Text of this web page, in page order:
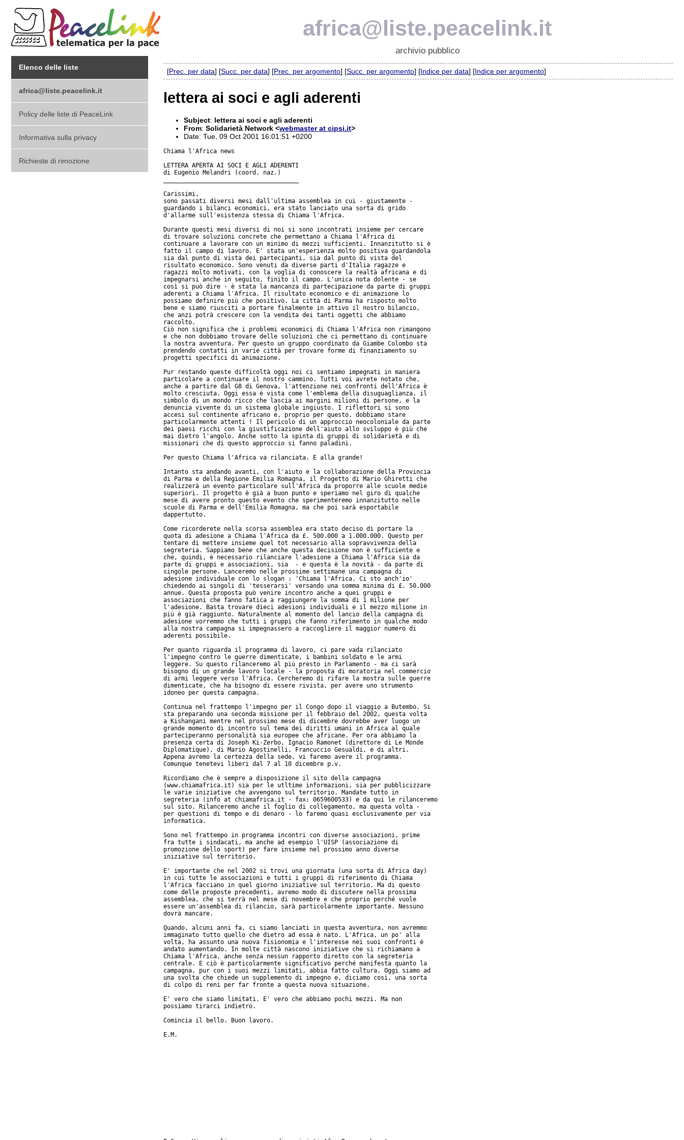
africa@liste.peacelink.it
archivio pubblico
Elenco delle liste
africa@liste.peacelink.it
Policy delle liste di PeaceLink
Informativa sulla privacy
Richieste di rimozione
[Prec. per data] [Succ. per data] [Prec. per argomento] [Succ. per argomento] [Indice per data] [Indice per argomento]
lettera ai soci e agli aderenti
Subject: lettera ai soci e agli aderenti
From:Solidarietà Network <webmaster at cipsi.it>
Date: Tue, 09 Oct 2001 16:01:51 +0200
Chiama l'Africa news
LETTERA APERTA AI SOCI E AGLI ADERENTI
di Eugenio Melandri (coord. naz.)
Carissimi,
sono passati diversi mesi dall'ultima assemblea in cui - giustamente -
guardando i bilanci economici, era stato lanciato una sorta di grido
d'allarme sull'esistenza stessa di Chiama l'Africa.
Durante questi mesi diversi di noi si sono incontrati insieme per cercare
di trovare soluzioni concrete che permettano a Chiama l'Africa di
continuare a lavorare con un minimo di mezzi sufficienti. Innanzitutto si è
fatto il campo di lavoro. E' stata un'esperienza molto positiva guardandola
sia dal punto di vista dei partecipanti, sia dal punto di vista del
risultato economico. Sono venuti da diverse parti d'Italia ragazze e
ragazzi molto motivati, con la voglia di conoscere la realtà africana e di
impegnarsi anche in seguito, finito il campo. L'unica nota dolente - se
così si può dire - è stata la mancanza di partecipazione da parte di gruppi
aderenti a Chiama l'Africa. Il risultato economico e di animazione lo
possiamo definire più che positivo. La città di Parma ha risposto molto
bene e siamo riusciti a portare finalmente in attivo il nostro bilancio,
che anzi potrà crescere con la vendita dei tanti oggetti che abbiamo
raccolto.
Ciò non significa che i problemi economici di Chiama l'Africa non rimangono
e che non dobbiamo trovare delle soluzioni che ci permettano di continuare
la nostra avventura. Per questo un gruppo coordinato da Giambe Colombo sta
prendendo contatti in varie città per trovare forme di finanziamento su
progetti specifici di animazione.
Pur restando queste difficoltà oggi noi ci sentiamo impegnati in maniera
particolare a continuare il nostro cammino. Tutti voi avrete notato che,
anche a partire dal G8 di Genova, l'attenzione nei confronti dell'Africa è
molto cresciuta. Oggi essa è vista come l'emblema della disuguaglianza, il
simbolo di un mondo ricco che lascia ai margini milioni di persone, e la
denuncia vivente di un sistema globale ingiusto. I riflettori si sono
accesi sul continente africano e, proprio per questo, dobbiamo stare
particolarmente attenti ! Il pericolo di un approccio neocoloniale da parte
dei paesi ricchi con la giustificazione dell'aiuto allo sviluppo è più che
mai dietro l'angolo. Anche sotto la spinta di gruppi di solidarietà e di
missionari che di questo approccio si fanno paladini.
Per questo Chiama l'Africa va rilanciata. E alla grande!
Intanto sta andando avanti, con l'aiuto e la collaborazione della Provincia
di Parma e della Regione Emilia Romagna, il Progetto di Mario Ghiretti che
realizzerà un evento particolare sull'Africa da proporre alle scuole medie
superiori. Il progetto è già a buon punto e speriamo nel giro di qualche
mese di avere pronto questo evento che sperimenteremo innanzitutto nelle
scuole di Parma e dell'Emilia Romagna, ma che poi sarà esportabile
dappertutto.
Come ricorderete nella scorsa assemblea era stato deciso di portare la
quota di adesione a Chiama l'Africa da £. 500.000 a 1.000.000. Questo per
tentare di mettere insieme quel tot necessario alla sopravvivenza della
segreteria. Sappiamo bene che anche questa decisione non è sufficiente e
che, quindi, è necessario rilanciare l'adesione a Chiama l'Africa sia da
parte di gruppi e associazioni, sia  - e questa è la novità - da parte di
singole persone. Lanceremo nelle prossime settimane una campagna di
adesione individuale con lo slogan : 'Chiama l'Africa. Ci sto anch'io'
chiedendo ai singoli di 'tesserarsi' versando una somma minima di £. 50.000
annue. Questa proposta può venire incontro anche a quei gruppi e
associazioni che fanno fatica a raggiungere la somma di 1 milione per
l'adesione. Basta trovare dieci adesioni individuali e il mezzo milione in
più è già raggiunto. Naturalmente al momento del lancio della campagna di
adesione vorremmo che tutti i gruppi che fanno riferimento in qualche modo
alla nostra campagna si impegnassero a raccogliere il maggior numero di
aderenti possibile.
Per quanto riguarda il programma di lavoro, ci pare vada rilanciato
l'impegno contro le guerre dimenticate, i bambini soldato e le armi
leggere. Su questo rilanceremo al più presto in Parlamento - ma ci sarà
bisogno di un grande lavoro locale - la proposta di moratoria nel commercio
di armi leggere verso l'Africa. Cercheremo di rifare la mostra sulle guerre
dimenticate, che ha bisogno di essere rivista, per avere uno strumento
idoneo per questa campagna.
Continua nel frattempo l'impegno per il Congo dopo il viaggio a Butembo. Si
sta preparando una seconda missione per il febbraio del 2002, questa volta
a Kishangani mentre nel prossimo mese di dicembre dovrebbe aver luogo un
grande momento di incontro sul tema dei diritti umani in Africa al quale
parteciperanno personalità sia europee che africane. Per ora abbiamo la
presenza certa di Joseph Ki-Zerbo, Ignacio Ramonet (direttore di Le Monde
Diplomatique), di Mario Agostinelli, Francuccio Gesualdi, e di altri.
Appena avremo la certezza della sede, vi faremo avere il programma.
Comunque tenetevi liberi dal 7 al 10 dicembre p.v.
Ricordiamo che è sempre a disposizione il sito della campagna
(www.chiamafrica.it) sia per le utltime informazioni, sia per pubblicizzare
le varie iniziative che avvengono sul territorio. Mandate tutto in
segreteria (info at chiamafrica.it - fax: 0659600533) e da qui le rilanceremo
sul sito. Rilanceremo anche il foglio di collegamento, ma questa volta -
per questioni di tempo e di denaro - lo faremo quasi esclusivamente per via
informatica.
Sono nel frattempo in programma incontri con diverse associazioni, prime
fra tutte i sindacati, ma anche ad esempio l'UISP (associazione di
promozione dello sport) per fare insieme nel prossimo anno diverse
iniziative sul territorio.
E' importante che nel 2002 si trovi una giornata (una sorta di Africa day)
in cui tutte le associazioni e tutti i gruppi di riferimento di Chiama
l'Africa facciano in quel giorno iniziative sul territorio. Ma di questo
come delle proposte precedenti, avremo modo di discutere nella prossima
assemblea, che si terrà nel mese di novembre e che proprio perché vuole
essere un'assemblea di rilancio, sarà particolarmente importante. Nessuno
dovrà mancare.
Quando, alcuni anni fa, ci siamo lanciati in questa avventura, non avremmo
immaginato tutto quello che dietro ad essa è nato. L'Africa, un po' alla
volta, ha assunto una nuova fisionomia e l'interesse nei suoi confronti è
andato aumentando. In molte città nascono iniziative che si richiamano a
Chiama l'Africa, anche senza nessun rapporto diretto con la segreteria
centrale. E ciò è particolarmente significativo perché manifesta quanto la
campagna, pur con i suoi mezzi limitati, abbia fatto cultura. Oggi siamo ad
una svolta che chiede un supplemento di impegno e, diciamo così, una sorta
di colpo di reni per far fronte a questa nuova situazione.
E' vero che siamo limitati. E' vero che abbiamo pochi mezzi. Ma non
possiamo tirarci indietro.
Comincia il bello. Buon lavoro.
E.M.